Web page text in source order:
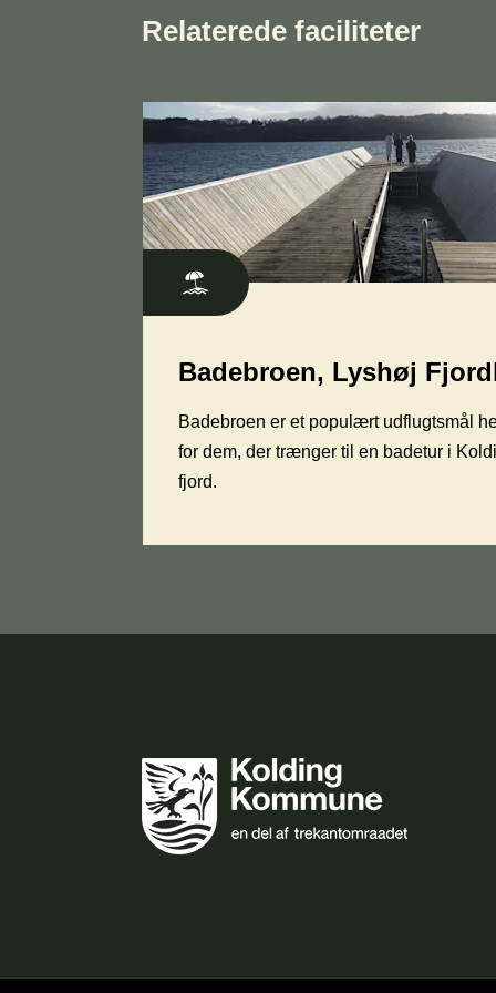
Relaterede faciliteter
Badebroen, Lyshøj
Badebroen er et populært udflugtsmål
for dem, der trænger til en badetur i
fjord.